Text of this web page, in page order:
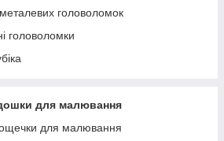
головоломок
головоломки
для малювання
для малювання